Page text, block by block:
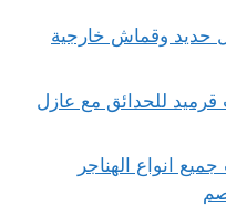
حديد وقماش خارجية
للحدائق مع عازل
انواع الهناجر